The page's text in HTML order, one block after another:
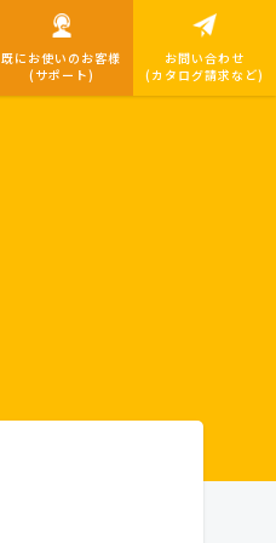
既にお使いのお客様
(サポート)
お問い合わせ
(カタログ請求など)